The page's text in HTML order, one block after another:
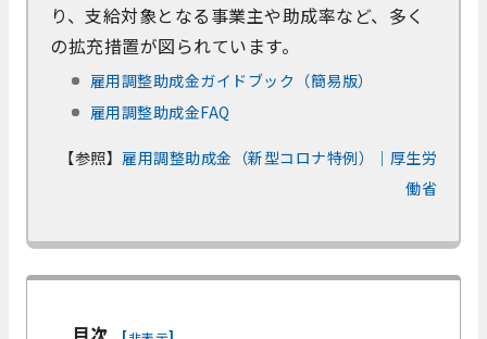
り、支給対象となる事業主や助成率など、多く
の拡充措置が図られています。
雇用調整助成金ガイドブック（簡易版）
雇用調整助成金FAQ
【参照】 雇用調整助成金（新型コロナ特例）｜厚生労
働省
目次 [ ]